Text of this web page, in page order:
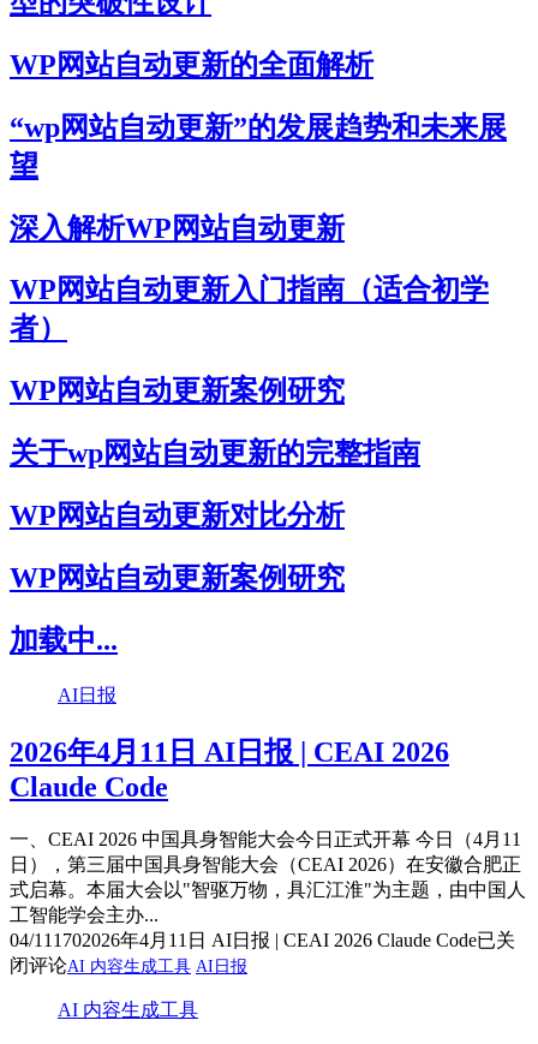
WP网站自动更新的全面解析
“wp网站自动更新”的发展趋势和未来展
望
深入解析WP网站自动更新
WP网站自动更新入门指南（适合初学
者）
WP网站自动更新案例研究
关于wp网站自动更新的完整指南
WP网站自动更新对比分析
WP网站自动更新案例研究
加载中...
AI日报
2026年4月11日 AI日报 | CEAI 2026
Claude Code
一、CEAI 2026 中国具身智能大会今日正式开幕 今日（4月11
日），第三届中国具身智能大会（CEAI 2026）在安徽合肥正
式启幕。本届大会以"智驱万物，具汇江淮"为主题，由中国人
工智能学会主办...
04/11 1702026年4月11日 AI日报 | CEAI 2026 Claude Code已关
闭评论AI 内容生成工具 AI日报
AI 内容生成工具